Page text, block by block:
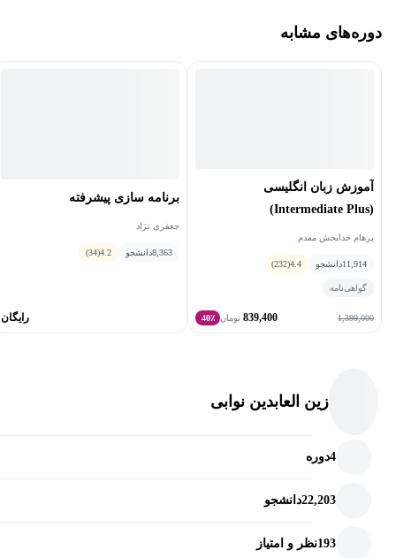
دوره‌های مشابه
آموزش زبان انگلیسی
(Intermediate Plus)
پرهام خدابخش مقدم
11,914دانشجو 4.4
(232)
گواهی‌نامه
1,399,000
839,400 تومان 40٪
برنامه سازی پیشرفته
جعفری نژاد
8,363دانشجو 4.2
(34)
رایگان
زین العابدین نوابی
4دوره
22,203دانشجو
193نظر و امتیاز